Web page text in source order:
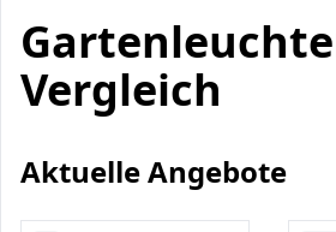
Vergleich
Aktuelle Angebote